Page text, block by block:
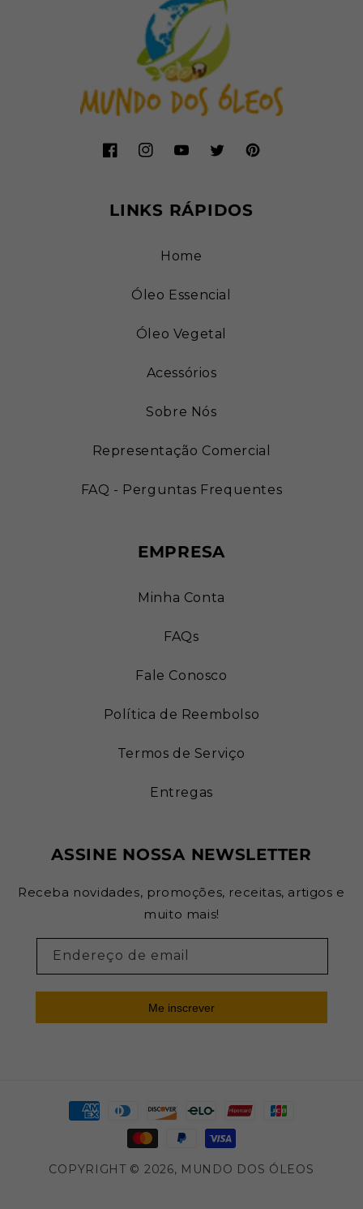
FacebookInstagramYouTubeTwitterPinterest
LINKS RÁPIDOS
Home
Óleo Essencial
Óleo Vegetal
Acessórios
Sobre Nós
Representação Comercial
FAQ - Perguntas Frequentes
EMPRESA
Minha Conta
FAQs
Fale Conosco
Política de Reembolso
Termos de Serviço
Entregas
ASSINE NOSSA NEWSLETTER
Receba novidades, promoções, receitas, artigos e
muito mais!
Endereço de email
Me inscrever
Formas
COPYRIGHT © 2026, MUNDO DOS ÓLEOS